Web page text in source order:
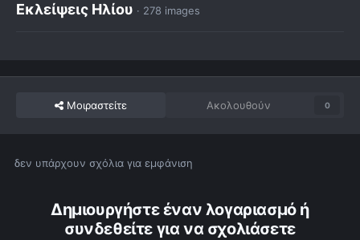
Εκλείψεις Ηλίου · 278 images
Μοιραστείτε Ακολουθούν 0
δεν υπάρχουν σχόλια για εμφάνιση
Δημιουργήστε έναν λογαριασμό ή
συνδεθείτε για να σχολιάσετε